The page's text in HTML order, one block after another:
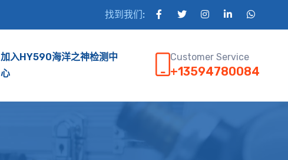
找到我们:
加入HY590海洋之神检测中
心
Customer Service
+13594780084